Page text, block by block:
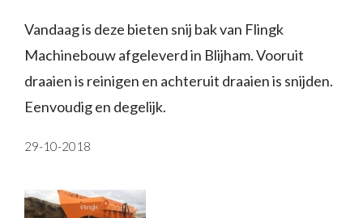
Vandaag is deze bieten snij bak van Flingk
Machinebouw afgeleverd in Blijham. Vooruit
draaien is reinigen en achteruit draaien is snijden.
Eenvoudig en degelijk.
29-10-2018